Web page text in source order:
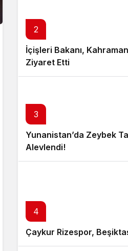
2
İçişleri Bakanı,
Ziyaret Etti
3
Yunanistan’da Zeybek
Alevlendi!
4
Çaykur Rizespor,